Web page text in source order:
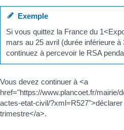
Exemple
Si vous quittez la France du
mars au 25 avril (durée inférieure à
continuez à percevoir le RSA
Vous devez continuer à <a
href="https://www.plancoet.fr/mairie/
actes-etat-civil/
trimestre</a>.